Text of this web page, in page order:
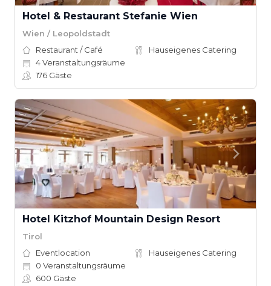
Hotel & Restaurant Stefanie Wien
Wien / Leopoldstadt
Restaurant / Café
Hauseigenes Catering
4Veranstaltungsräume
176 Gäste
Hotel Kitzhof Mountain Design Resort
Tirol
Eventlocation
Hauseigenes Catering
0 Veranstaltungsräume
600 Gäste